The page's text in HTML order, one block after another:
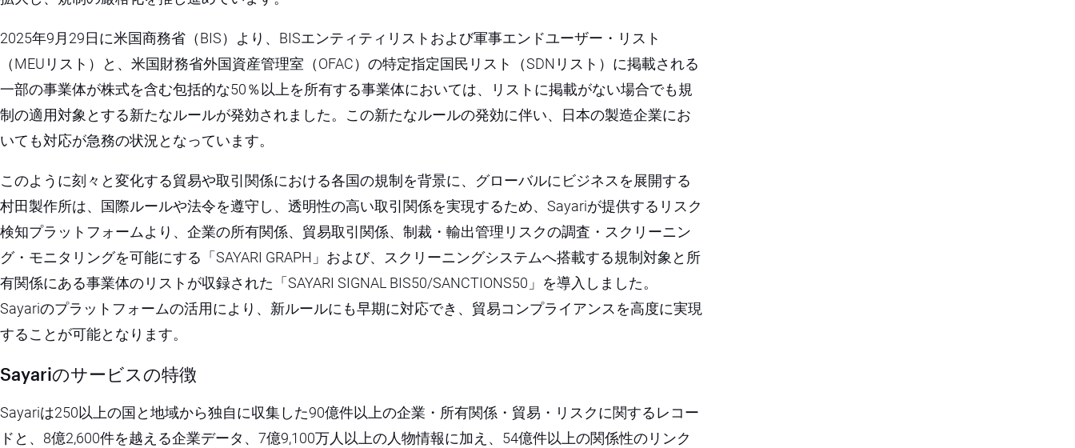
2025年9月29日に米国商務省（BIS）より、BISエンティティリストおよび軍事エンドユーザー・リスト
（MEUリスト）と、米国財務省外国資産管理室（OFAC）の特定指定国民リスト（SDNリスト）に掲載される
一部の事業体が株式を含む包括的な50％以上を所有する事業体においては、リストに掲載がない場合でも規
制の適用対象とする新たなルールが発効されました。この新たなルールの発効に伴い、日本の製造企業にお
いても対応が急務の状況となっています。
このように刻々と変化する貿易や取引関係における各国の規制を背景に、グローバルにビジネスを展開する
村田製作所は、国際ルールや法令を遵守し、透明性の高い取引関係を実現するため、Sayariが提供するリスク
検知プラットフォームより、企業の所有関係、貿易取引関係、制裁・輸出管理リスクの調査・スクリーニン
グ・モニタリングを可能にする「SAYARI GRAPH」および、スクリーニングシステムへ搭載する規制対象と所
有関係にある事業体のリストが収録された「SAYARI SIGNAL BIS50/SANCTIONS50」を導入しました。
Sayariのプラットフォームの活用により、新ルールにも早期に対応でき、貿易コンプライアンスを高度に実現
することが可能となります。
Sayariのサービスの特徴
Sayariは250以上の国と地域から独自に収集した90億件以上の企業・所有関係・貿易・リスクに関するレコー
ドと、8億2,600件を越える企業データ、7億9,100万人以上の人物情報に加え、54億件以上の関係性のリンク